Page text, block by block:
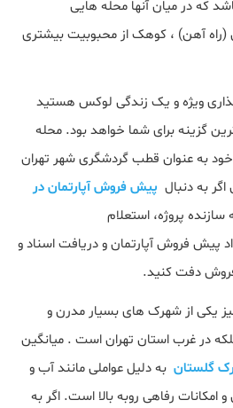
که در میان آنها محله هایی
(راه آهن) ، کوهک از محبوبیت بیشتری
ویژه و یک زندگی لوکس هستید
گزینه برای شما خواهد بود. محله
خود به عنوان قطب گردشگری شهر تهران
به دنبال پیش فروش آپارتمان در
پروژه، استعلام
پیش فروش آپارتمان و دریافت اسناد و
دفت کنید.
یکی از شهرک های بسیار مدرن و
نه تنها در منطقه ۲۲ بلکه در غرب استان تهران است . میانگین
گلستان به دلیل عواملی مانند آب و
رفاهی روبه بالا است. اگر به